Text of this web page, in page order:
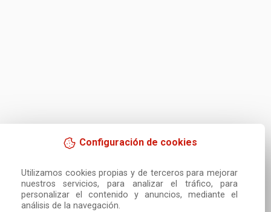
Configuración de cookies
Utilizamos cookies propias y de terceros para mejorar
nuestros servicios, para analizar el tráfico, para
personalizar el contenido y anuncios, mediante el
análisis de la navegación.